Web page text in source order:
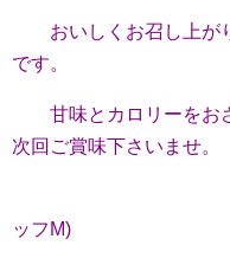
おいしくお召し上が
です。
甘味とカロリーをお
次回ご賞味下さいませ。
(
ッフM)